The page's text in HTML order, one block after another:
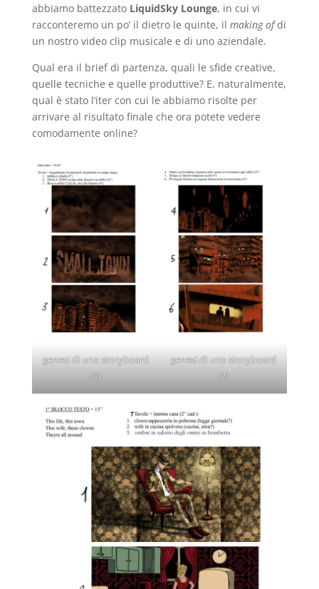
abbiamo battezzato LiquidSky Lounge, in cui vi
racconteremo un po’ il dietro le quinte, il making ofdi
un nostro video clip musicale e di uno aziendale.
Qual era il brief di partenza, quali le sfide creative,
quelle tecniche e quelle produttive? E, naturalmente,
qual è stato l’iter con cui le abbiamo risolte per
arrivare al risultato finale che ora potete vedere
comodamente online?
genesi di uno storyboard
(1)
genesi di uno storyboard
(2)